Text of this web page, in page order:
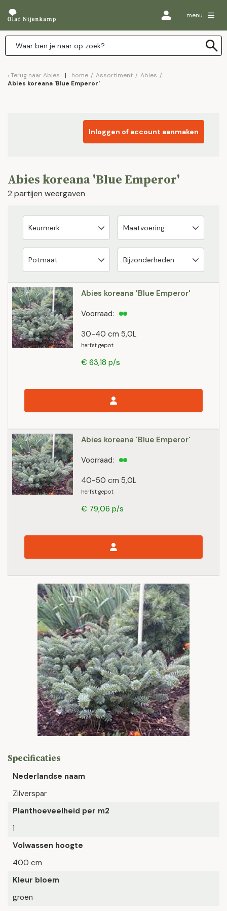
menu
Terug naar Abies home / Assortiment / Abies /
Abies koreana 'Blue Emperor'
Inloggen of account aanmaken
Abies koreana 'Blue Emperor'
2 partijen weergaven
Abies koreana 'Blue Emperor'
30-40 cm 5,0L
herfst gepot
Voorraad:
€ 63,18 p/s
Abies koreana 'Blue Emperor'
40-50 cm 5,0L
herfst gepot
Voorraad:
€ 79,06 p/s
Specificaties
Nederlandse naam
Zilverspar
Planthoeveelheid per m2
1
Volwassen hoogte
400 cm
Kleur bloem
groen